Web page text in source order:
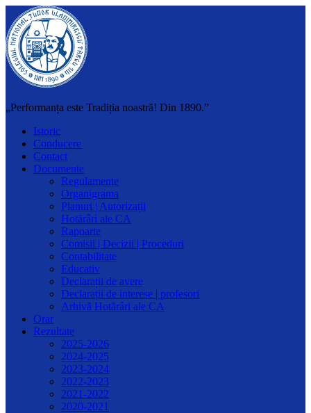
„Performanța este Tradiția noastră! Din 1890.”
Istoric
Conducere
Contact
Documente
Regulamente
Organigrama
Planuri | Autorizații
Hotărâri ale CA
Rapoarte
Comisii | Decizii | Proceduri
Contabilitate
Educativ
Declarații de avere
Declarații de interese | profesori
Arhivă Hotărâri ale CA
Orar
Rezultate
2025-2026
2024-2025
2023-2024
2022-2023
2021-2022
2020-2021